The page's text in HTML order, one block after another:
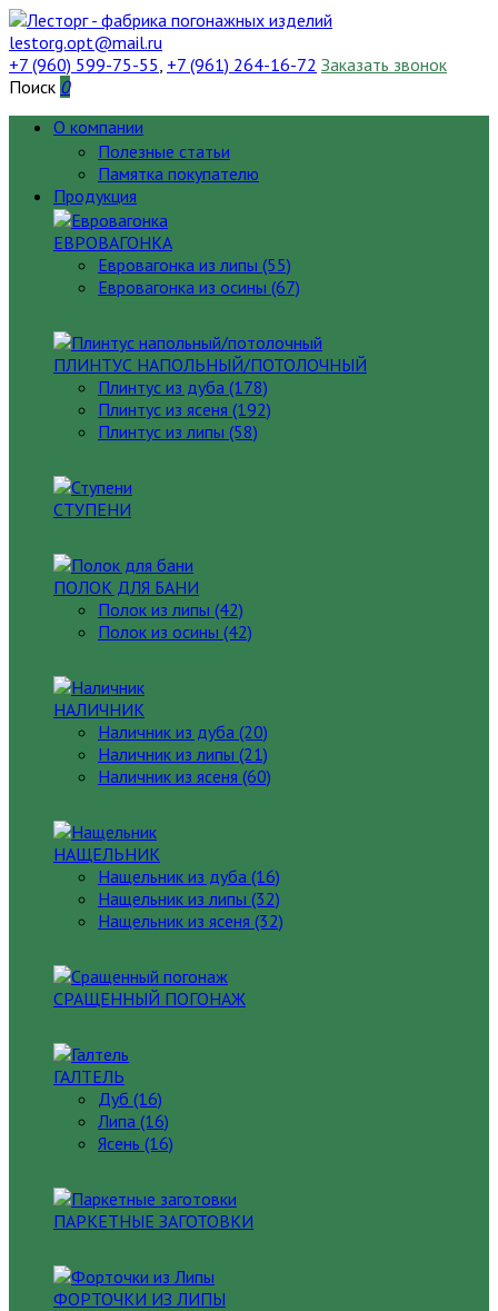
lestorg.opt@mail.ru
+7 (960) 599-75-55, +7 (961) 264-16-72 Заказать звонок
Поиск 0
О компании
Полезные статьи
Памятка покупателю
Продукция
ЕВРОВАГОНКА
Евровагонка из липы (55)
Евровагонка из осины (67)
ПЛИНТУС НАПОЛЬНЫЙ/ПОТОЛОЧНЫЙ
Плинтус из дуба (178)
Плинтус из ясеня (192)
Плинтус из липы (58)
СТУПЕНИ
ПОЛОК ДЛЯ БАНИ
Полок из липы (42)
Полок из осины (42)
НАЛИЧНИК
Наличник из дуба (20)
Наличник из липы (21)
Наличник из ясеня (60)
НАЩЕЛЬНИК
Нащельник из дуба (16)
Нащельник из липы (32)
Нащельник из ясеня (32)
СРАЩЕННЫЙ ПОГОНАЖ
ГАЛТЕЛЬ
Дуб (16)
Липа (16)
Ясень (16)
ПАРКЕТНЫЕ ЗАГОТОВКИ
ФОРТОЧКИ ИЗ ЛИПЫ